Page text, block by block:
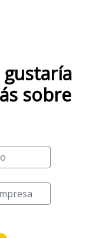
gustaría
sobre